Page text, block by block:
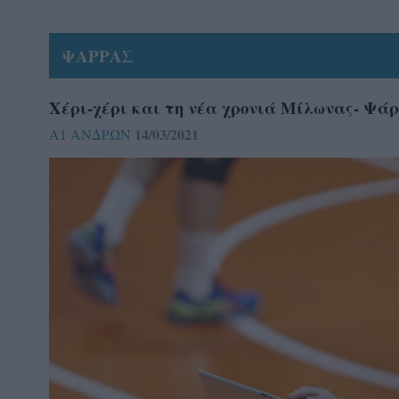
ΨΑΡΡΑΣ
Χέρι-χέρι και τη νέα χρονιά Μίλωνας-
Α1 ΑΝΔΡΩΝ 14/03/2021